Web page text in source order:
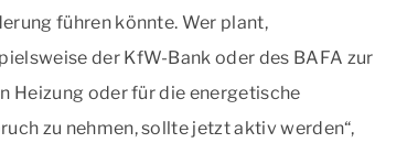
führen könnte. Wer plant,
der KfW-Bank oder des BAFA zur
Heizung oder für die energetische
zu nehmen, sollte jetzt aktiv werden“,